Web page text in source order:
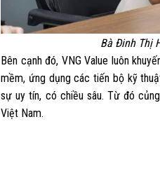
Bà Đinh Thị
Bên cạnh đó, VNG Value luôn
mềm, ứng dụng các tiến bộ kỹ
sự uy tín, có chiều sâu. Từ đó
Việt Nam.